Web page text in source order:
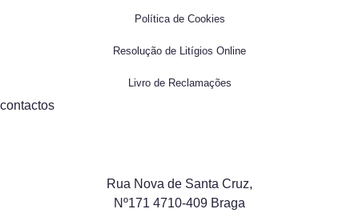
Política de Cookies
Resolução de Litígios Online
Livro de Reclamações
contactos
Rua Nova de Santa Cruz,
Nº171 4710-409 Braga